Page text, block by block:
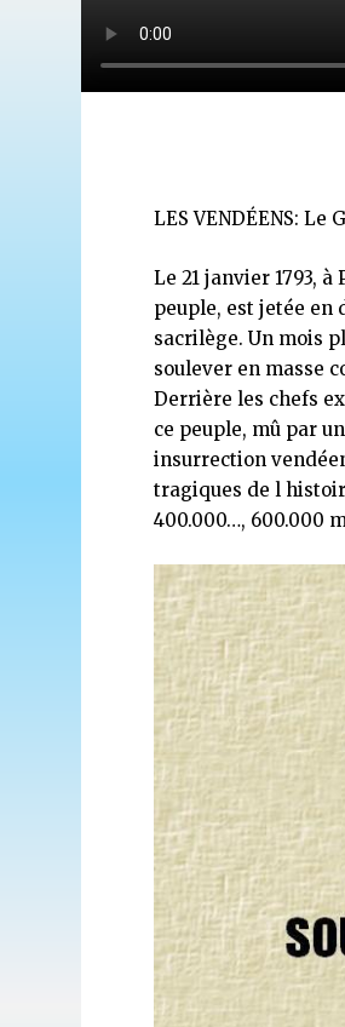
LES VENDÉENS:
Le 21 janvier 1793,
peuple, est jetée en
sacrilège. Un mois
soulever en masse
Derrière les chefs
ce peuple, mû par
insurrection
tragiques de l
400.000…, 600.000